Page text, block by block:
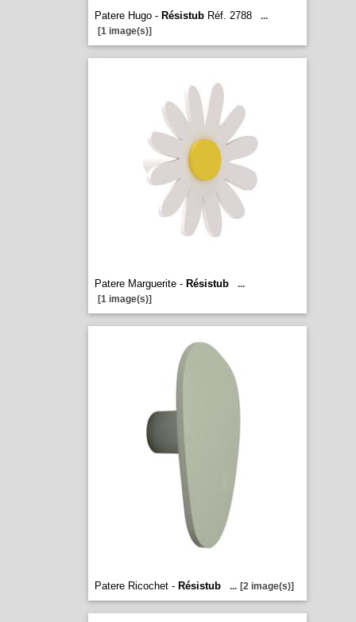
Patere Hugo - RésistubRéf. 2788
...
[1 image(s)]
Patere Marguerite - Résistub
...
[1 image(s)]
Patere Ricochet - Résistub ... [2 image(s)]